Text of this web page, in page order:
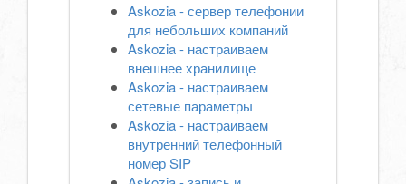
Askozia - сервер телефонии
для небольших компаний
Askozia - настраиваем
внешнее хранилище
Askozia - настраиваем
сетевые параметры
Askozia - настраиваем
внутренний телефонный
номер SIP